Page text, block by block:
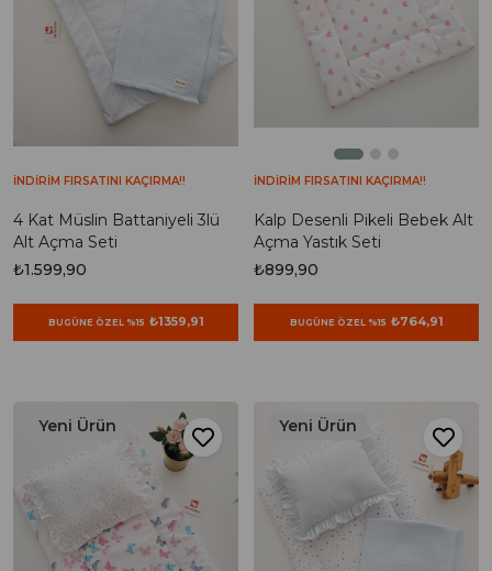
4 Kat Müslin Battaniyeli 3lü
Alt Açma Seti
₺1.599,90
BUGÜNE ÖZEL %15 ₺1359,91
İNDİRİM FIRSATINI KAÇIRMA!!
Kalp Desenli Pikeli Bebek Alt
Açma Yastık Seti
₺899,90
BUGÜNE ÖZEL %15 ₺764,91
İNDİRİM FIRSATINI KAÇIRMA!!
Yeni Ürün Yeni Ürün